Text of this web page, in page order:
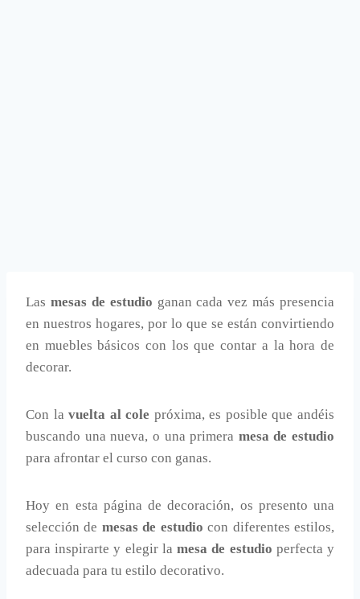
Las mesas de estudio ganan cada vez más presencia
en nuestros hogares, por lo que se están convirtiendo
en muebles básicos con los que contar a la hora de
decorar.
Con lavuelta al cole próxima, es posible que andéis
buscando una nueva, o una primera mesa de estudio
para afrontar el curso con ganas.
Hoy en esta página de decoración, os presento una
selección de mesas de estudio con diferentes estilos,
para inspirarte y elegir lamesa de estudio perfecta y
adecuada para tu estilo decorativo.